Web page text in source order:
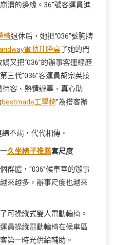
潰的邊緣。36”號客運員進
椅退休后，她把“036”號胸牌
電動升降桌了她的門
又把“036”的辦事客運經歷
三代“036”客運員胡宗英接
客、熱情辦事、真心助
bestmade工學椅”為搭客辦
不竭，代代相傳。
久坐椅子推薦套尺度
群體，“036”候車室的辦事
來越多，辦事尺度也越來
可操縱式雙人電動輪椅。
員操縱電動輪椅在候車區
第一時光供給輔助。